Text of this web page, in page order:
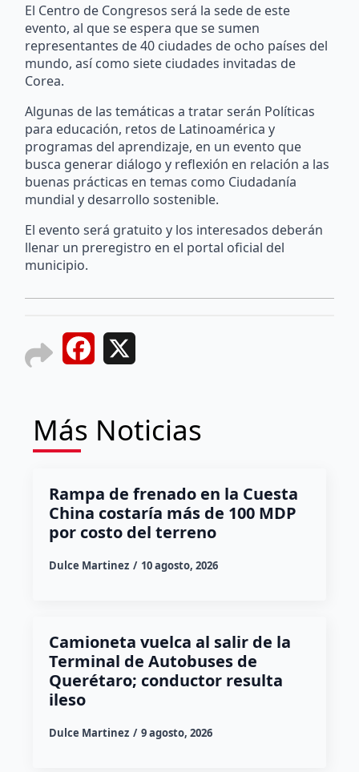
El Centro de Congresos será la sede de este
evento, al que se espera que se sumen
representantes de 40 ciudades de ocho países del
mundo, así como siete ciudades invitadas de
Corea.
Algunas de las temáticas a tratar serán Políticas
para educación, retos de Latinoamérica y
programas del aprendizaje, en un evento que
busca generar diálogo y reflexión en relación a las
buenas prácticas en temas como Ciudadanía
mundial y desarrollo sostenible.
El evento será gratuito y los interesados deberán
llenar un preregistro en el portal oficial del
municipio.
Facebook
Más Noticias
Rampa de frenado en la Cuesta
China costaría más de 100 MDP
por costo del terreno
Dulce Martinez 10 agosto, 2026
Camioneta vuelca al salir de la
Terminal de Autobuses de
Querétaro; conductor resulta
ileso
Dulce Martinez 9 agosto, 2026